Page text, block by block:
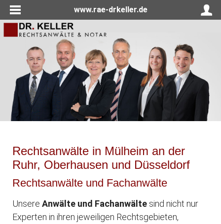
www.rae-drkeller.de
Rechtsanwälte in Mülheim an der
Ruhr, Oberhausen und Düsseldorf
Rechtsanwälte und Fachanwälte
Unsere Anwälte und Fachanwälte sind nicht nur
Experten in ihren jeweiligen Rechtsgebieten,